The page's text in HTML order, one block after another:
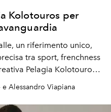
Kolotouros per
un riferimento unico,
tra sport, frenchness
Pelagia Kolotouros
Utilizzando il tennis
Alessandro Viapiana